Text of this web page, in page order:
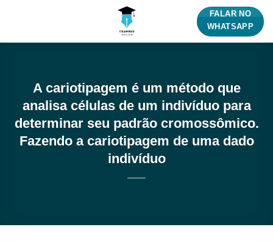
FALAR NO
WHATSAPP
A cariotipagem é um método que
analisa células de um indivíduo para
determinar seu padrão cromossômico.
Fazendo a cariotipagem de uma dado
indivíduo